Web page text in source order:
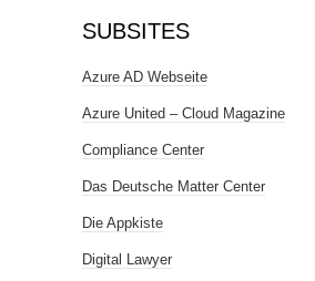
SUBSITES
Azure AD Webseite
Azure United – Cloud Magazine
Compliance Center
Das Deutsche Matter Center
Die Appkiste
Digital Lawyer